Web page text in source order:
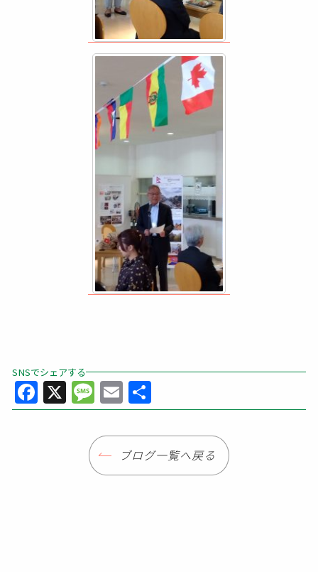
SNSでシェアする
Facebook
X Message
Email
有
ブログ一覧へ戻る